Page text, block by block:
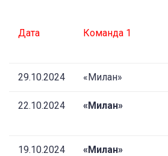
Дата Команда 1
29.10.2024 «Милан»
22.10.2024 «Милан»
19.10.2024 «Милан»